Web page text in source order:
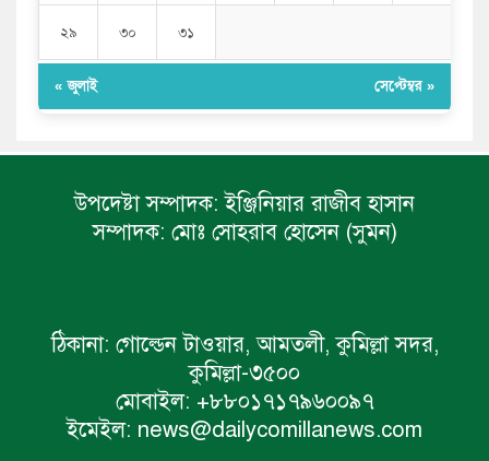
২৯ ৩০ ৩১
« জুলাই সেপ্টেম্বর »
উপদেষ্টা সম্পাদক: ইঞ্জিনিয়ার রাজীব হাসান
সম্পাদক: মোঃ সোহরাব হোসেন (সুমন)
ঠিকানা: গোল্ডেন টাওয়ার, আমতলী, কুমিল্লা সদর,
কুমিল্লা-৩৫০০
মোবাইল: +৮৮০১৭১৭৯৬০০৯৭
ইমেইল: news@dailycomillanews.com